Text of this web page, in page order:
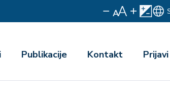
Publikacije Kontakt